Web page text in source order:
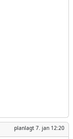
planlagt 7. jan 12:20